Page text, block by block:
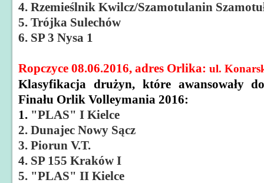
4. Rzemieślnik Kwilcz/Szamotulanin
5. Trójka Sulechów
6. SP 3 Nysa 1
Ropczyce 08.06.2016, adres Orlika: ul.
Klasyfikacja drużyn, które awansowały
Finału Orlik Volleymania 2016:
1. "PLAS" I Kielce
2. Dunajec Nowy Sącz
3. Piorun V.T.
4. SP 155 Kraków I
5. "PLAS" II Kielce